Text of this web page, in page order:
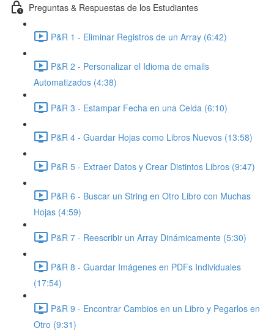
Preguntas & Respuestas de los Estudiantes
P&R 1 - Eliminar Registros de un Array (6:42)
P&R 2 - Personalizar el Idioma de emails
Automatizados (4:38)
P&R 3 - Estampar Fecha en una Celda (6:10)
P&R 4 - Guardar Hojas como Libros Nuevos (13:58)
P&R 5 - Extraer Datos y Crear Distintos Libros (9:47)
P&R 6 - Buscar un String en Otro Libro con Muchas
Hojas (4:59)
P&R 7 - Reescribir un Array Dinámicamente (5:30)
P&R 8 - Guardar Imágenes en PDFs Individuales
(17:54)
P&R 9 - Encontrar Cambios en un Libro y Pegarlos en
Otro (9:31)